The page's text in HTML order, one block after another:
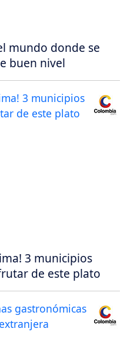
mundo donde se
buen nivel
3 municipios
de este plato